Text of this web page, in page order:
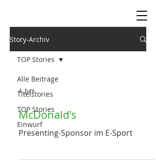
Story-Archiv
Alle Beiträge
Titelstories
TOP Stories
Einwurf
TOP Stories
4. Juni
McDonald's
Presenting-Sponsor im E-Sport